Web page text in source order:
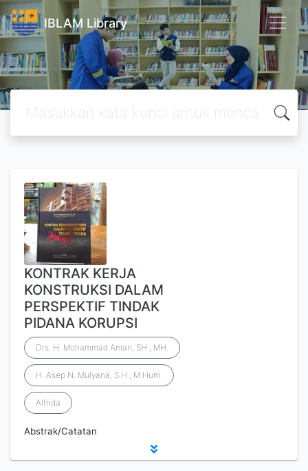
IBLAM Library
KONTRAK KERJA
KONSTRUKSI DALAM
PERSPEKTIF TINDAK
PIDANA KORUPSI
Drs. H. Mohammad Amari, SH., MH.
H. Asep N. Mulyana, S.H., M.Hum.
Alfrida
Abstrak/Catatan